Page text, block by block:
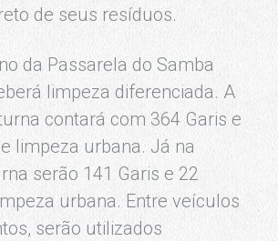
de seus resíduos.
da Passarela do Samba
limpeza diferenciada. A
contará com 364 Garis e
limpeza urbana. Já na
serão 141 Garis e 22
urbana. Entre veículos
serão utilizados